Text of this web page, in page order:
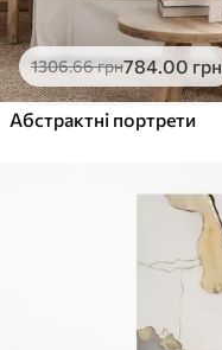
1306.66грн784.00 грн
Абстрактні портрети